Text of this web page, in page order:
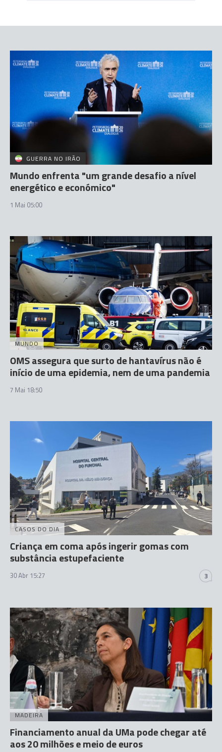
GUERRA NO IRÃO
Mundo enfrenta "um grande desafio a nível
energético e económico"
1 Mai 05:00
MUNDO
OMS assegura que surto de hantavírus não é
início de uma epidemia, nem de uma pandemia
7 Mai 18:50
CASOS DO DIA
Criança em coma após ingerir gomas com
substância estupefaciente
30 Abr 15:27 3
MADEIRA
Financiamento anual da UMa pode chegar até
aos 20 milhões e meio de euros